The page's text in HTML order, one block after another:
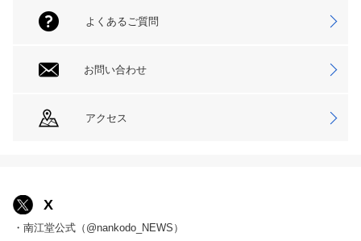
よくあるご質問
お問い合わせ
アクセス
X
・南江堂公式（@nankodo_NEWS）